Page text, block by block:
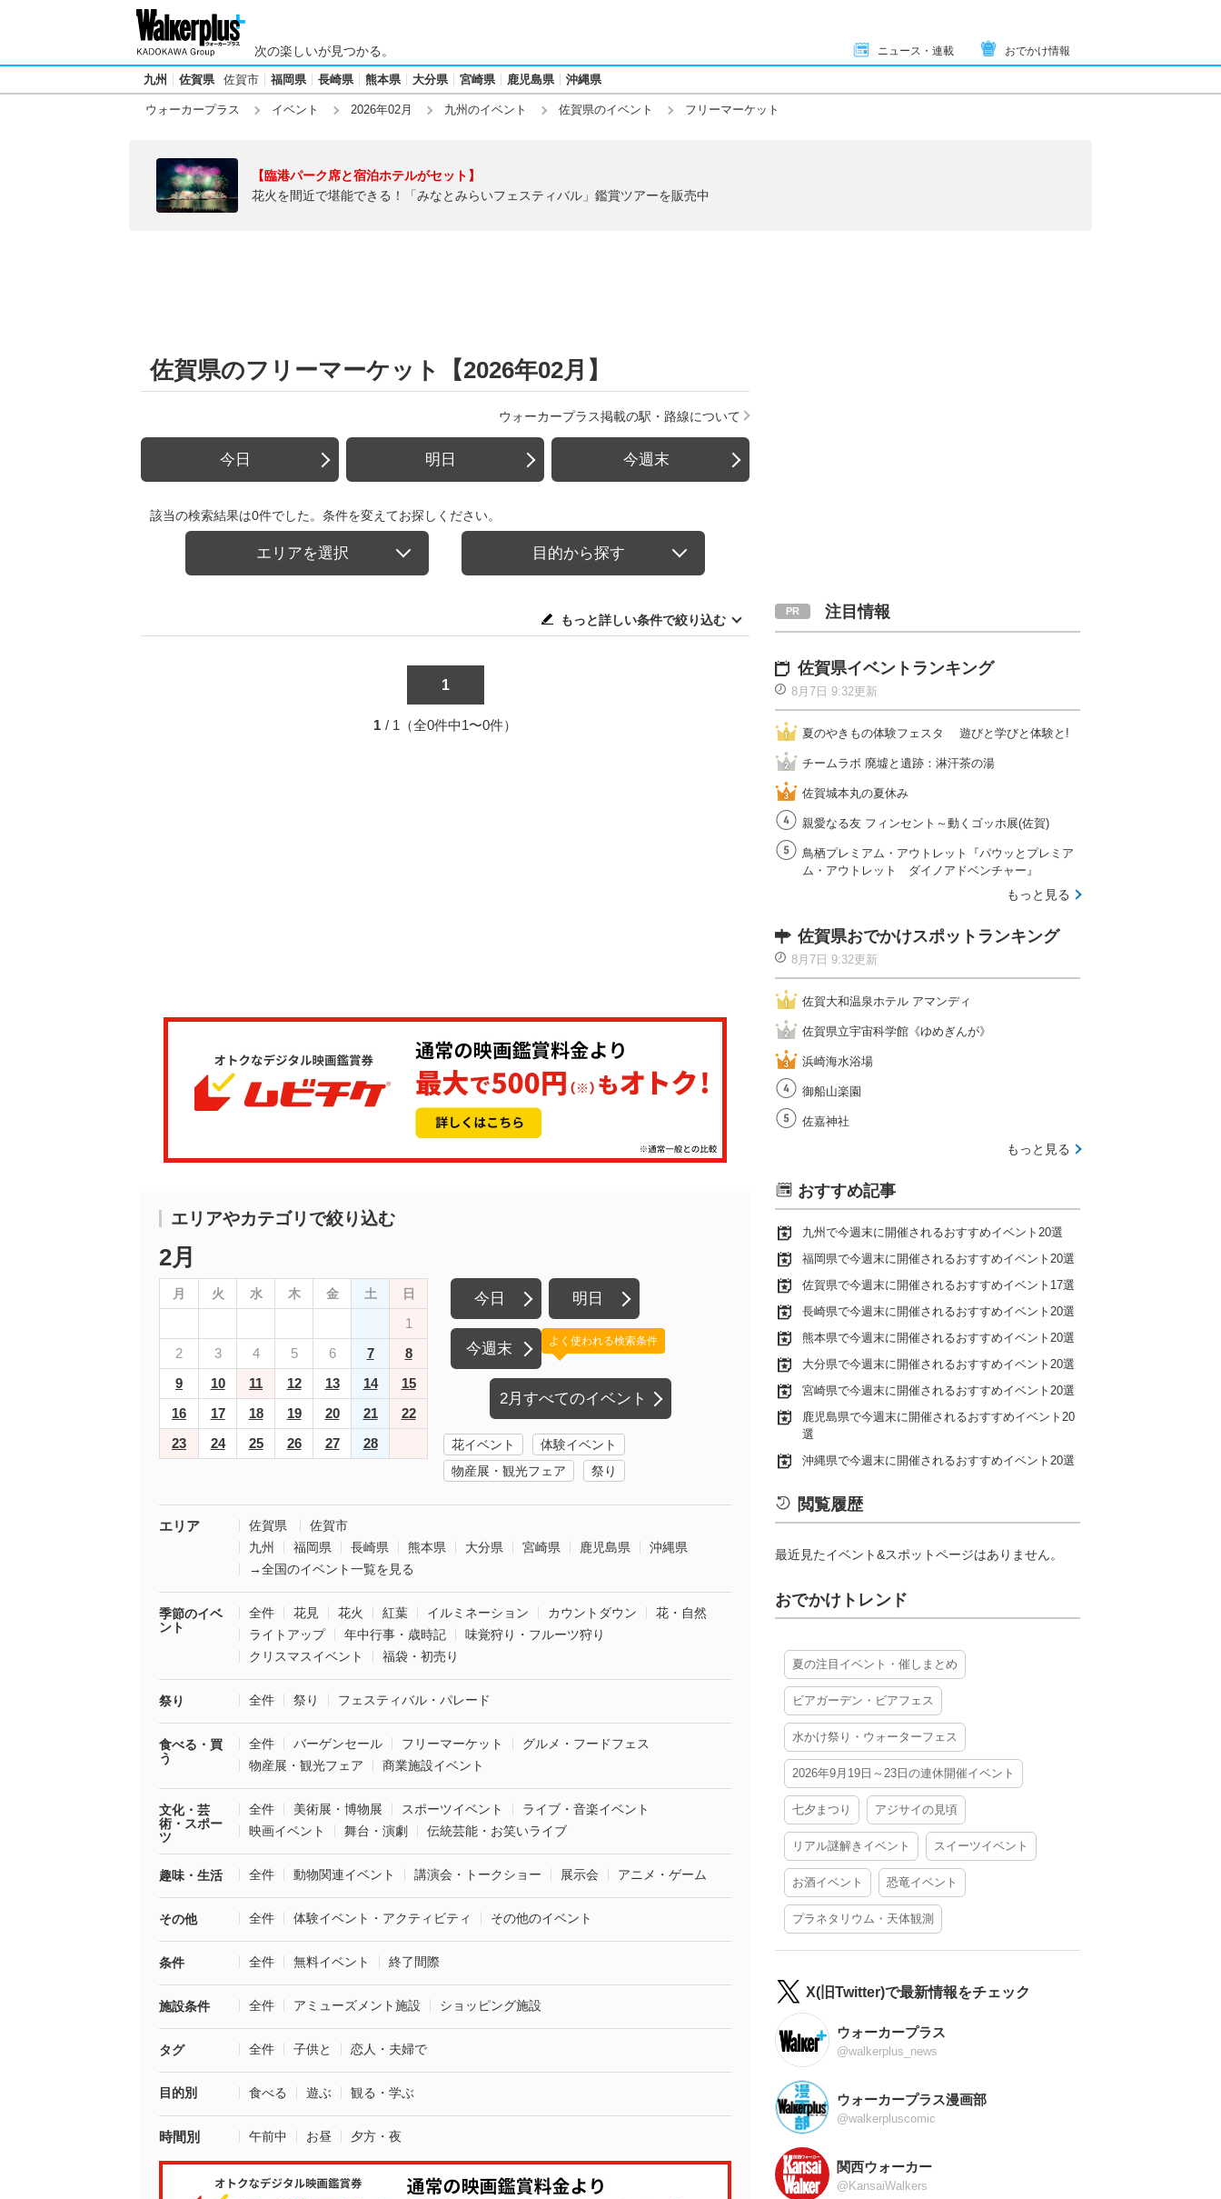
次の楽しいが見つかる。 ニュース・連載 おでかけ情報
九州 佐賀県 佐賀市 福岡県 長崎県 熊本県 大分県 宮崎県 鹿児島県 沖縄県
ウォーカープラス イベント 2026年02月 九州のイベント 佐賀県のイベント フリーマーケット
【臨港パーク席と宿泊ホテルがセット】
花火を間近で堪能できる！「みなとみらいフェスティバル」鑑賞ツアーを販売中
佐賀県のフリーマーケット【2026年02月】
ウォーカープラス掲載の駅・路線について
今日 明日 今週末
該当の検索結果は0件でした。条件を変えてお探しください。
エリアを選択 目的から探す
もっと詳しい条件で絞り込む
1
1 / 1（全0件中1〜0件）
エリアやカテゴリで絞り込む
2月
月 火 水 木 金 土 日
1
2
3 4 5 6 7
8
9
10 11 12 13 14
15
16
17 18 19 20 21
22
23
24 25 26 27 28
今日 明日
今週末
2月すべてのイベント
よく使われる検索条件
花イベント
体験イベント
物産展・観光フェア
祭り
エリア 佐賀県
佐賀市
九州
福岡県 長崎県 熊本県 大分県 宮崎県 鹿児島県
沖縄県
→全国のイベント一覧を見る
季節のイベ
ント
全件 花見 花火 紅葉 イルミネーション カウントダウン
花・自然
ライトアップ
年中行事・歳時記
味覚狩り・フルーツ狩り
クリスマスイベント
福袋・初売り
祭り 全件 祭り フェスティバル・パレード
食べる・買
う
全件 バーゲンセール フリーマーケット
グルメ・フードフェス
物産展・観光フェア
商業施設イベント
文化・芸
術・スポー
ツ
全件 美術展・博物展 スポーツイベント
ライブ・音楽イベント
映画イベント
舞台・演劇 伝統芸能・お笑いライブ
趣味・生活 全件 動物関連イベント 講演会・トークショー 展示会 アニメ・ゲーム
その他 全件 体験イベント・アクティビティ その他のイベント
条件 全件 無料イベント 終了間際
施設条件 全件 アミューズメント施設 ショッピング施設
タグ 全件 子供と 恋人・夫婦で
目的別 食べる 遊ぶ 観る・学ぶ
時間別 午前中 お昼 夕方・夜
注目情報
佐賀県イベントランキング
8月7日 9:32更新
夏のやきもの体験フェスタ 遊びと学びと体験と!
チームラボ 廃墟と遺跡：淋汗茶の湯
佐賀城本丸の夏休み
親愛なる友 フィンセント～動くゴッホ展(佐賀)
鳥栖プレミアム・アウトレット『パウッとプレミア
ム・アウトレット ダイノアドベンチャー』
もっと見る
佐賀県おでかけスポットランキング
8月7日 9:32更新
佐賀大和温泉ホテル アマンディ
佐賀県立宇宙科学館《ゆめぎんが》
浜崎海水浴場
御船山楽園
佐嘉神社
もっと見る
おすすめ記事
九州で今週末に開催されるおすすめイベント20選
福岡県で今週末に開催されるおすすめイベント20選
佐賀県で今週末に開催されるおすすめイベント17選
長崎県で今週末に開催されるおすすめイベント20選
熊本県で今週末に開催されるおすすめイベント20選
大分県で今週末に開催されるおすすめイベント20選
宮崎県で今週末に開催されるおすすめイベント20選
鹿児島県で今週末に開催されるおすすめイベント20
選
沖縄県で今週末に開催されるおすすめイベント20選
閲覧履歴
最近見たイベント&スポットページはありません。
おでかけトレンド
夏の注目イベント・催しまとめ
ビアガーデン・ビアフェス
水かけ祭り・ウォーターフェス
2026年9月19日～23日の連休開催イベント
七夕まつり アジサイの見頃
リアル謎解きイベント スイーツイベント
お酒イベント 恐竜イベント
プラネタリウム・天体観測
X(旧Twitter)で最新情報をチェック
ウォーカープラス
@walkerplus_news
ウォーカープラス漫画部
@walkerpluscomic
関西ウォーカー
@KansaiWalkers